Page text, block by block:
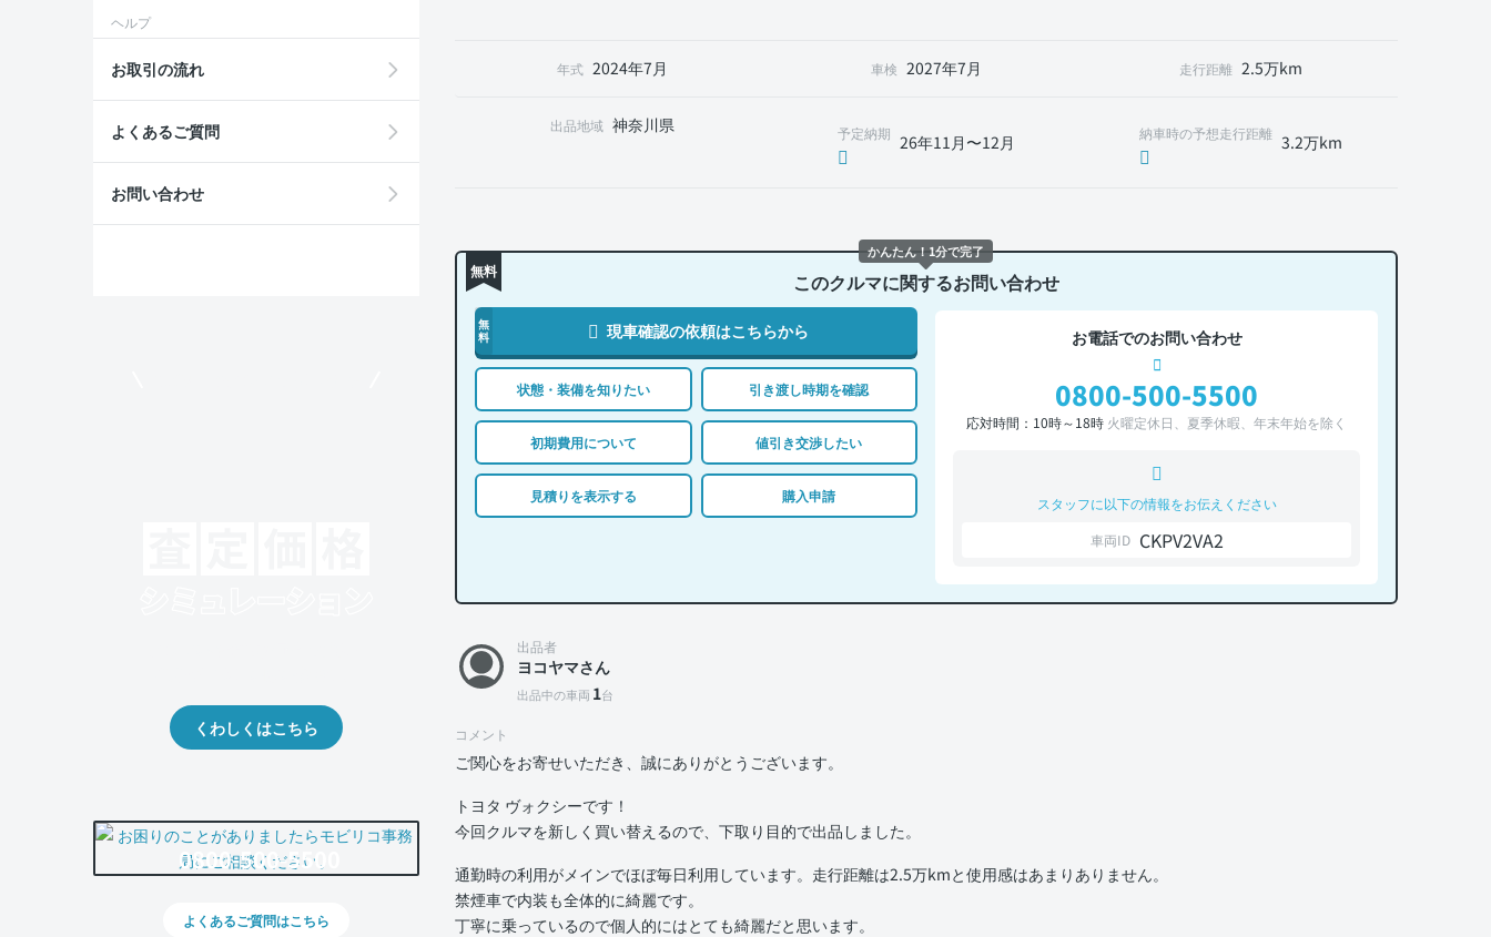
年式 2024年7月 車検 2027年7月 走行距離 2.5万km
出品地域 神奈川県 予定納期 26年11月〜12月 納車時の予想走行距離 3.2万km
無料 このクルマに関するお問い合わせ
無
料
現車確認の依頼はこちらから
状態・装備を知りたい 引き渡し時期を確認
初期費用について 値引き交渉したい
見積りを表示する 購入申請
お電話でのお問い合わせ
0800-500-5500
応対時間：10時～18時 火曜定休日、夏季休暇、年末年始を除く
スタッフに以下の情報をお伝えください
車両ID CKPV2VA2
出品者
ヨコヤマさん
出品中の車両 1台
コメント
ご関心をお寄せいただき、誠にありがとうございます。
トヨタ ヴォクシーです！
今回クルマを新しく買い替えるので、下取り目的で出品しました。
通勤時の利用がメインでほぼ毎日利用しています。走行距離は2.5万kmと使用感はあまりありません。
禁煙車で内装も全体的に綺麗です。
丁寧に乗っているので個人的にはとても綺麗だと思います。
ヘルプ
お取引の流れ
よくあるご質問
お問い合わせ
くわしくはこちら
0800-500-5500
よくあるご質問はこちら
かんたん！1分で完了